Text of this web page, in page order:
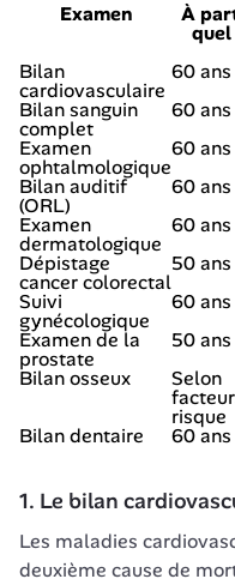
Examen À
quel
Bilan
cardiovasculaire
60 ans
Bilan sanguin
complet
60 ans
Examen
ophtalmologique
60 ans
Bilan auditif
(ORL)
60 ans
Examen
dermatologique
60 ans
Dépistage
cancer colorectal
50 ans
Suivi
gynécologique
60 ans
Examen de la
prostate
50 ans
Bilan osseux
Selon
risque
Bilan dentaire 60 ans
1. Le bilan
Les maladies
deuxième cause de